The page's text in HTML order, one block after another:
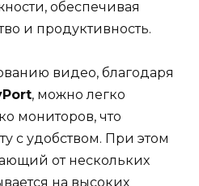
обеспечивая
и продуктивность.
видео, благодаря
, можно легко
мониторов, что
с удобством. При этом
от нескольких
на высоких